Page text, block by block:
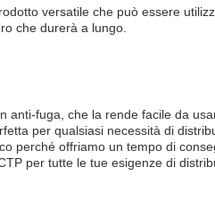
versatile che può essere
che durerà a lungo.
anti-fuga, che la rende facile da
per qualsiasi necessità di
perché offriamo un tempo di
per tutte le tue esigenze di